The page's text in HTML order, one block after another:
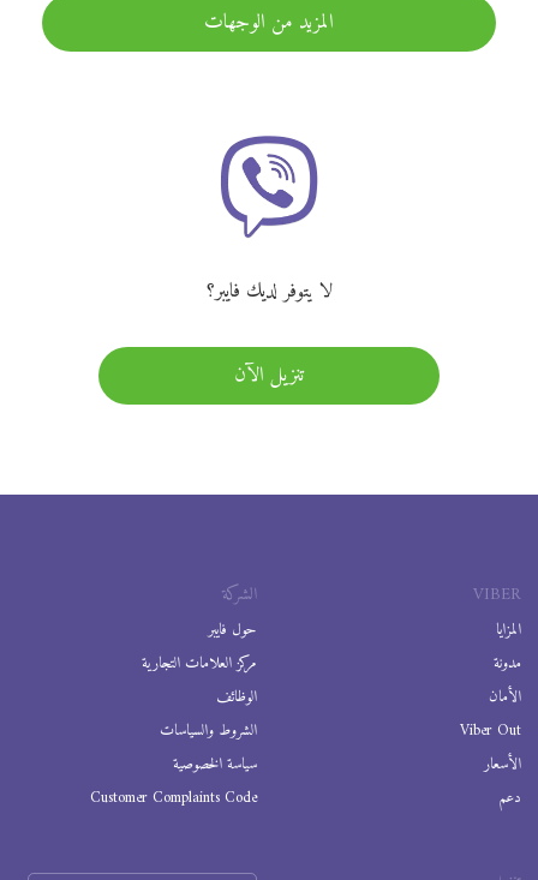
المزيد من الوجهات
لا يتوفر لديك فايبر؟
تنزيل الآن
VIBER
المزايا
مدونة
الأمان
Viber Out
الأسعار
دعم
الشركة
حول فايبر
مركز العلامات التجارية
الوظائف
الشروط والسياسات
سياسة الخصوصية
Customer Complaints Code